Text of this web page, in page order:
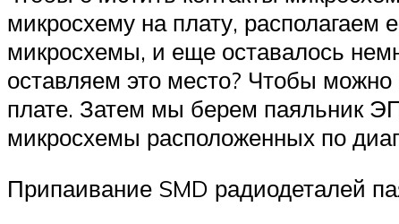
микросхему на плату, располагаем
микросхемы, и еще оставалось
оставляем это место? Чтобы можно
плате. Затем мы берем паяльник
микросхемы расположенных по
Припаивание SMD радиодеталей